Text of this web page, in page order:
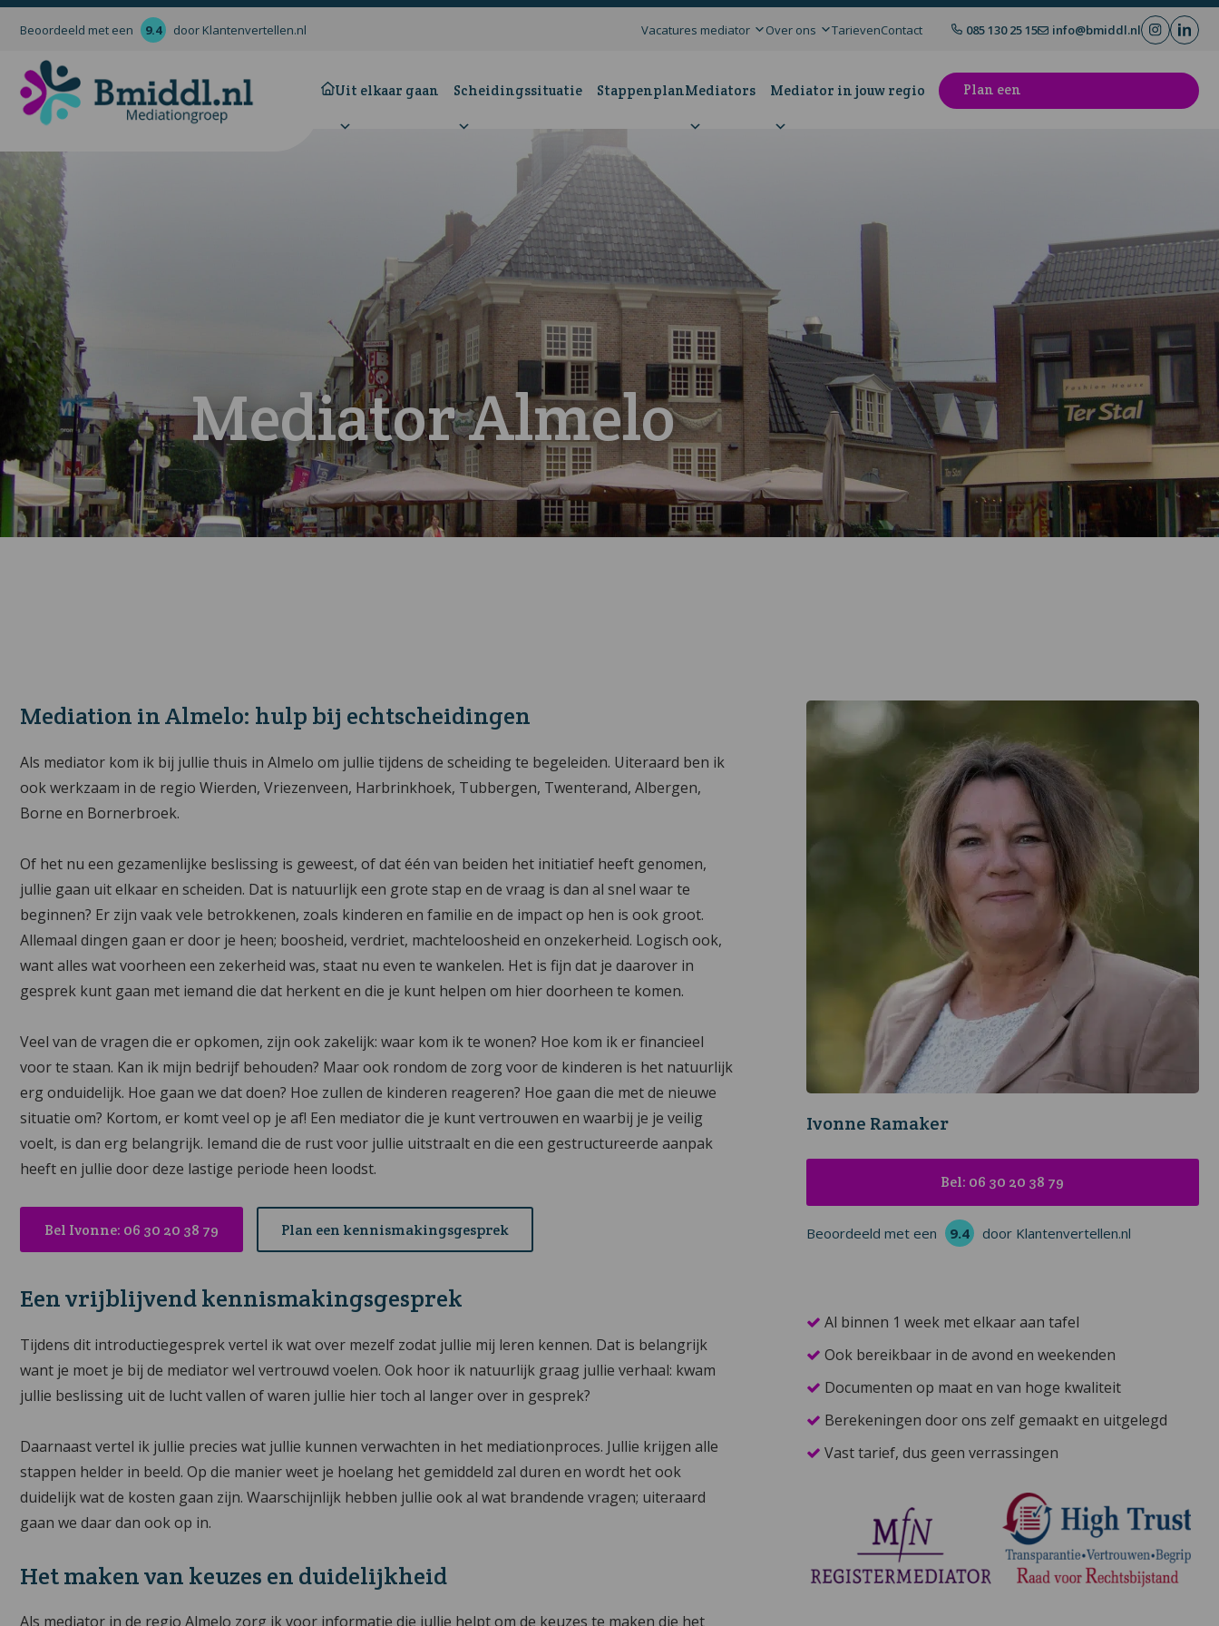
Beoordeeld met een 9.4 door Klantenvertellen.nl Vacatures mediator Over ons TarievenContact 085 130 25 15 info@bmiddl.nl
Uit elkaar gaan Scheidingssituatie StappenplanMediators Mediator in jouw regio
Plan een
kennismakingsgesprek
Mediator Almelo
Mediation in Almelo: hulp bij echtscheidingen
Als mediator kom ik bij jullie thuis in Almelo om jullie tijdens de scheiding te begeleiden. Uiteraard ben ik
ook werkzaam in de regio Wierden, Vriezenveen, Harbrinkhoek, Tubbergen, Twenterand, Albergen,
Borne en Bornerbroek.
Of het nu een gezamenlijke beslissing is geweest, of dat één van beiden het initiatief heeft genomen,
jullie gaan uit elkaar en scheiden. Dat is natuurlijk een grote stap en de vraag is dan al snel waar te
beginnen? Er zijn vaak vele betrokkenen, zoals kinderen en familie en de impact op hen is ook groot.
Allemaal dingen gaan er door je heen; boosheid, verdriet, machteloosheid en onzekerheid. Logisch ook,
want alles wat voorheen een zekerheid was, staat nu even te wankelen. Het is fijn dat je daarover in
gesprek kunt gaan met iemand die dat herkent en die je kunt helpen om hier doorheen te komen.
Veel van de vragen die er opkomen, zijn ook zakelijk: waar kom ik te wonen? Hoe kom ik er financieel
voor te staan. Kan ik mijn bedrijf behouden? Maar ook rondom de zorg voor de kinderen is het natuurlijk
erg onduidelijk. Hoe gaan we dat doen? Hoe zullen de kinderen reageren? Hoe gaan die met de nieuwe
situatie om? Kortom, er komt veel op je af! Een mediator die je kunt vertrouwen en waarbij je je veilig
voelt, is dan erg belangrijk. Iemand die de rust voor jullie uitstraalt en die een gestructureerde aanpak
heeft en jullie door deze lastige periode heen loodst.
Bel Ivonne: 06 30 20 38 79 Plan een kennismakingsgesprek
Een vrijblijvend kennismakingsgesprek
Tijdens dit introductiegesprek vertel ik wat over mezelf zodat jullie mij leren kennen. Dat is belangrijk
want je moet je bij de mediator wel vertrouwd voelen. Ook hoor ik natuurlijk graag jullie verhaal: kwam
jullie beslissing uit de lucht vallen of waren jullie hier toch al langer over in gesprek?
Daarnaast vertel ik jullie precies wat jullie kunnen verwachten in het mediationproces. Jullie krijgen alle
stappen helder in beeld. Op die manier weet je hoelang het gemiddeld zal duren en wordt het ook
duidelijk wat de kosten gaan zijn. Waarschijnlijk hebben jullie ook al wat brandende vragen; uiteraard
gaan we daar dan ook op in.
Het maken van keuzes en duidelijkheid
Als mediator in de regio Almelo zorg ik voor informatie die jullie helpt om de keuzes te maken die het
Ivonne Ramaker
Bel: 06 30 20 38 79
Beoordeeld met een 9.4 door Klantenvertellen.nl
Al binnen 1 week met elkaar aan tafel
Ook bereikbaar in de avond en weekenden
Documenten op maat en van hoge kwaliteit
Berekeningen door ons zelf gemaakt en uitgelegd
Vast tarief, dus geen verrassingen